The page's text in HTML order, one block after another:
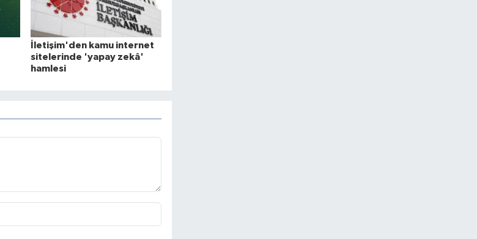
İletişim'den kamu internet
sitelerinde 'yapay zekâ'
hamlesi